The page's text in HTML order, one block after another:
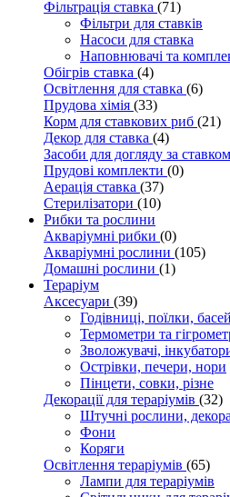
Фільтрація ставка (71)
Фільтри для ставків
Насоси для ставка
Наповнювачі та
Обігрів ставка (4)
Освітлення для ставка (6)
Прудова хімія (33)
Корм для ставкових риб (21)
Декор для ставка (4)
Засоби для догляду за ставком
Прудові комплекти (0)
Аерація ставка (37)
Стерилізатори (10)
Рибки та рослини
Акваріумні рибки (0)
Акваріумні рослини (105)
Домашні рослини (1)
Тераріум
Аксесуари (39)
Годівниці, поїлки,
Термометри та
Зволожувачі,
Острівки, печери, нори
Пінцети, совки, різне
Декорації для тераріумів (32)
Штучні рослини,
Фони
Коряги
Освітлення тераріумів (65)
Лампи для тераріумів